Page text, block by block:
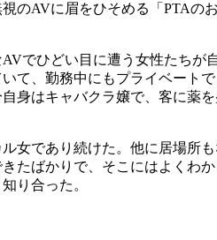
のAVに眉をひそめる「PTAの
でひどい目に遭う女性たちが
て、勤務中にもプライベート
身はキャバクラ嬢で、客に薬
女であり続けた。他に居場所
たばかりで、そこにはよくわ
り合った。